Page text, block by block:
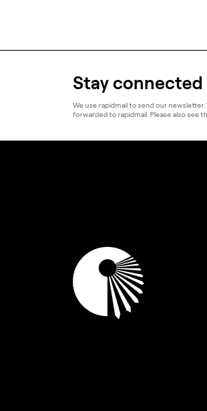
Stay
We use rapidmail to send our
forwarded to rapidmail. Please also see